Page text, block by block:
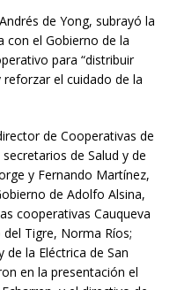
de Yong, subrayó la
con el Gobierno de la
para “distribuir
el cuidado de la
de Cooperativas de
de Salud y de
y Fernando Martínez,
de Adolfo Alsina,
cooperativas Cauqueva
del Tigre, Norma Ríos;
de la Eléctrica de San
en la presentación el